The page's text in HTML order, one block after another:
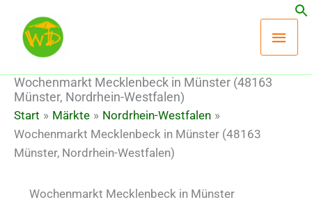
Inhalt
springen
Wochenmarkt Mecklenbeck in Münster (48163
Münster, Nordrhein-Westfalen)
Start Märkte
Nordrhein-Westfalen
Wochenmarkt Mecklenbeck in Münster (48163
Münster, Nordrhein-Westfalen)
Wochenmarkt Mecklenbeck in Münster